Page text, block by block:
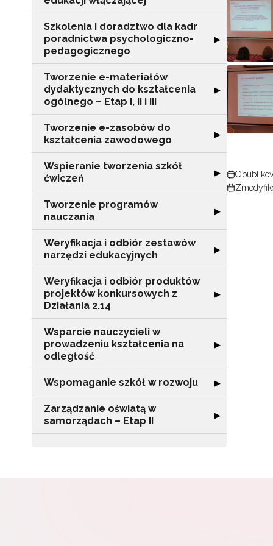
Szkolenia i doradztwo dla kadr
poradnictwa psychologiczno-
pedagogicznego
Rozwiń sekcję
▶
Tworzenie e-materiałów
dydaktycznych do kształcenia
ogólnego – Etap I, II i III
Rozwiń sekcję
▶
Tworzenie e-zasobów do
kształcenia zawodowego
Rozwiń sekcję
▶
Wspieranie tworzenia szkół
ćwiczeń
Rozwiń sekcję
▶
Tworzenie programów
nauczania
Rozwiń sekcję
▶
Weryfikacja i odbiór zestawów
narzędzi edukacyjnych
Rozwiń sekcję
▶
Weryfikacja i odbiór produktów
projektów konkursowych z
Działania 2.14
Rozwiń sekcję
▶
Wsparcie nauczycieli w
prowadzeniu kształcenia na
odległość
Rozwiń sekcję
▶
Wspomaganie szkół w rozwoju Rozwiń sekcję
▶
Zarządzanie oświatą w
samorządach – Etap II
Rozwiń sekcję
▶